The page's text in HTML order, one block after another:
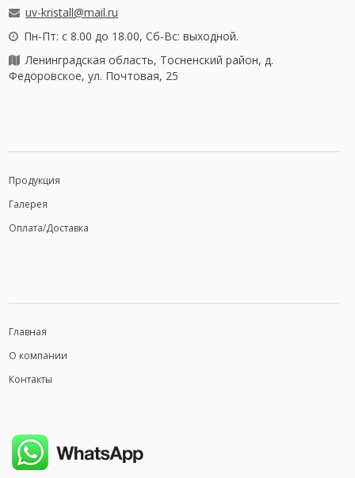
uv-kristall@mail.ru
Пн-Пт: с 8.00 до 18.00, Сб-Вс: выходной.
Ленинградская область, Тосненский район, д.
Федоровское, ул. Почтовая, 25
Продукция
Галерея
Оплата/Доставка
Главная
О компании
Контакты